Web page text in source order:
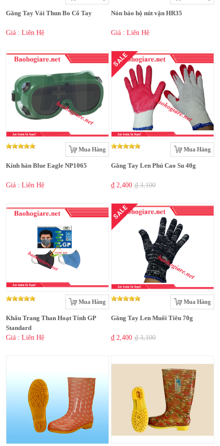
Găng Tay Vải Thun Bo Cổ Tay
Giá : Liên Hệ
Nón bảo hộ nút vặn HR35
Giá : Liên Hệ
Mua Hàng
Kính hàn Blue Eagle NP1065
Giá : Liên Hệ
SALE
Mua Hàng
Găng Tay Len Phủ Cao Su 40g
₫ 2,400 ₫ 3,100
Mua Hàng
Khẩu Trang Than Hoạt Tính GP
Standard
Giá : Liên Hệ
SALE
Mua Hàng
Găng Tay Len Muối Tiêu 70g
₫ 2,400 ₫ 3,100